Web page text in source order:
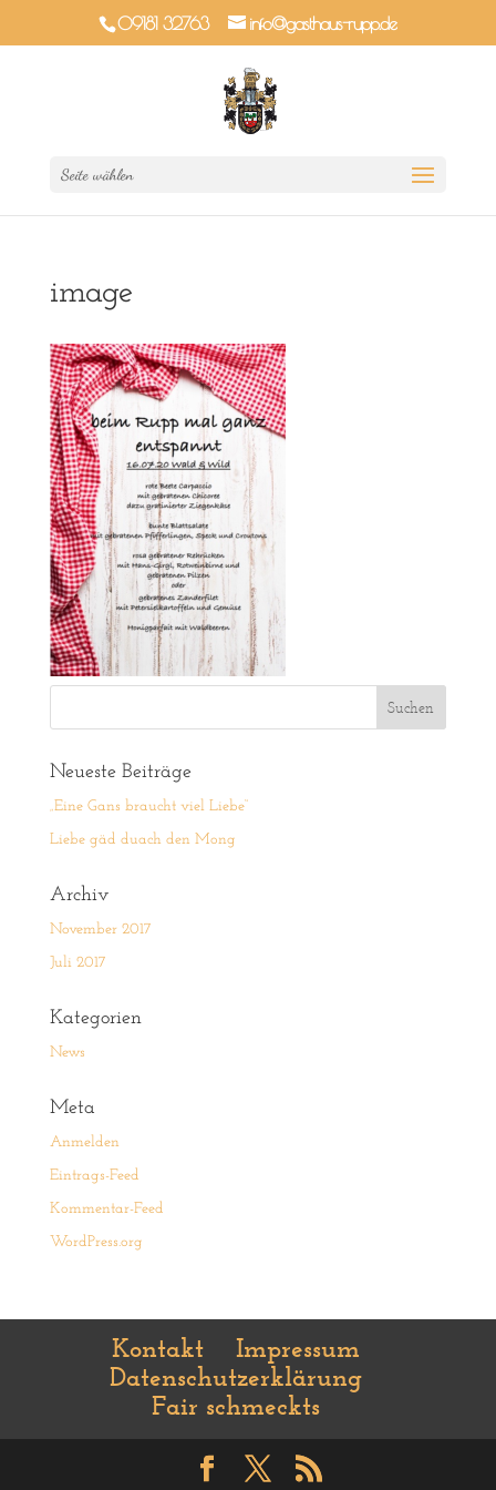
09181 32763 info@gasthaus-rupp.de
Seite wählen
image
Neueste Beiträge
„Eine Gans braucht viel Liebe“
Liebe gäd duach den Mong
Archiv
November 2017
Juli 2017
Kategorien
News
Meta
Anmelden
Eintrags-Feed
Kommentar-Feed
WordPress.org
Kontakt
Impressum
Datenschutzerklärung
Fair schmeckts